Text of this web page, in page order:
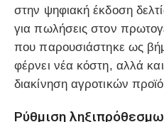
στην ψηφιακή έκδοση
για πωλήσεις στον
που παρουσιάστηκε ως
φέρνει νέα κόστη, αλλά
διακίνηση αγροτικών
Ρύθμιση